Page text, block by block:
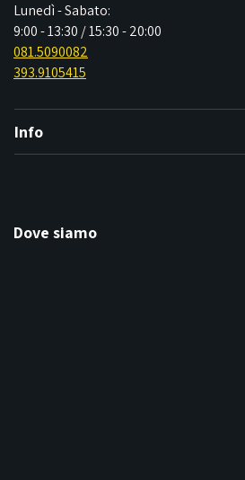
Lunedì - Sabato:
9:00 - 13:30 / 15:30 - 20:00
081.5090082
393.9105415
Info
Dove siamo